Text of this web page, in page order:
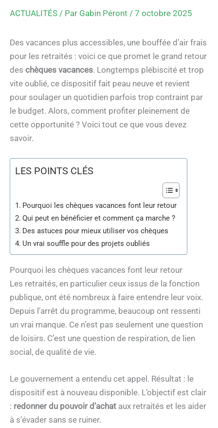
ACTUALITÉS / Par Gabin Péront / 7 octobre 2025
Des vacances plus accessibles, une bouffée d’air frais
pour les retraités : voici ce que promet le grand retour
des chèques vacances. Longtemps plébiscité et trop
vite oublié, ce dispositif fait peau neuve et revient
pour soulager un quotidien parfois trop contraint par
le budget. Alors, comment profiter pleinement de
cette opportunité ? Voici tout ce que vous devez
savoir.
LES POINTS CLÉS
Pourquoi les chèques vacances font leur retour
Qui peut en bénéficier et comment ça marche ?
Des astuces pour mieux utiliser vos chèques
Un vrai souffle pour des projets oubliés
Pourquoi les chèques vacances font leur retour
Les retraités, en particulier ceux issus de la fonction
publique, ont été nombreux à faire entendre leur voix.
Depuis l’arrêt du programme, beaucoup ont ressenti
un vrai manque. Ce n’est pas seulement une question
de loisirs. C’est une question de respiration, de lien
social, de qualité de vie.
Le gouvernement a entendu cet appel. Résultat : le
dispositif est à nouveau disponible. L’objectif est clair
: redonner du pouvoir d’achat aux retraités et les aider
à s’évader sans se ruiner.